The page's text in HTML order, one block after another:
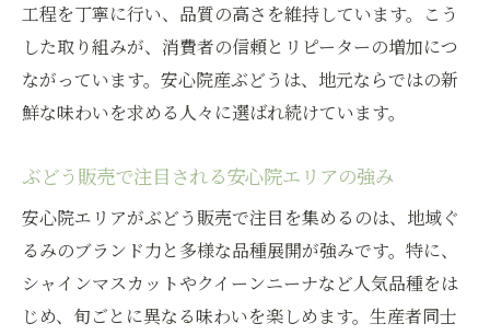
工程を丁寧に行い、品質の高さを維持しています。こう
した取り組みが、消費者の信頼とリピーターの増加につ
ながっています。安心院産ぶどうは、地元ならではの新
鮮な味わいを求める人々に選ばれ続けています。
ぶどう販売で注目される安心院エリアの強み
安心院エリアがぶどう販売で注目を集めるのは、地域ぐ
るみのブランド力と多様な品種展開が強みです。特に、
シャインマスカットやクイーンニーナなど人気品種をは
じめ、旬ごとに異なる味わいを楽しめます。生産者同士